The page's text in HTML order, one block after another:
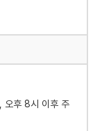
오후 8시 이후 주